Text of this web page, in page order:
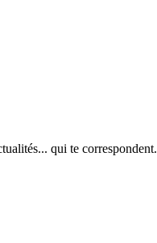
qui te correspondent.